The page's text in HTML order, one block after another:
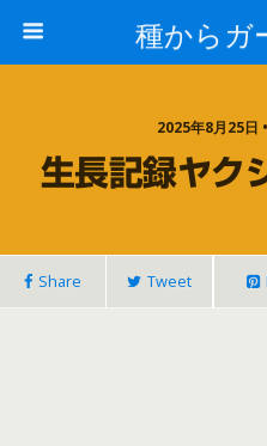
種からガ
2025年8月25
生長記録ヤ
Share Tweet